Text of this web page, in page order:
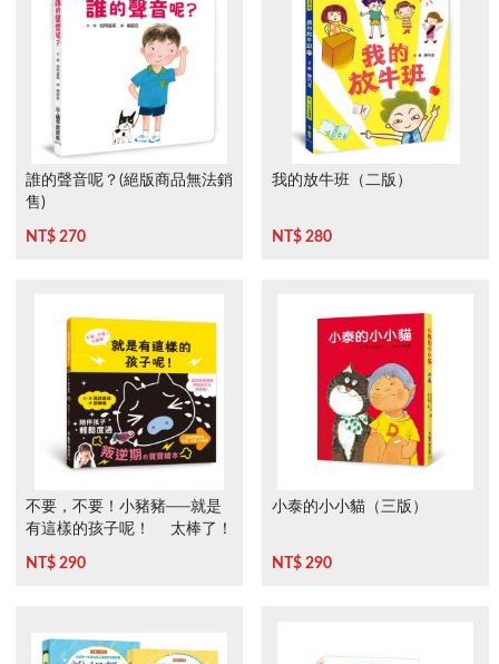
誰的聲音呢？(絕版商品無法銷
售)
NT$ 270
我的放牛班（二版）
NT$ 280
不要，不要！小豬豬──就是
有這樣的孩子呢！ 太棒了！
小豬豬
NT$ 290
小泰的小小貓（三版）
NT$ 290